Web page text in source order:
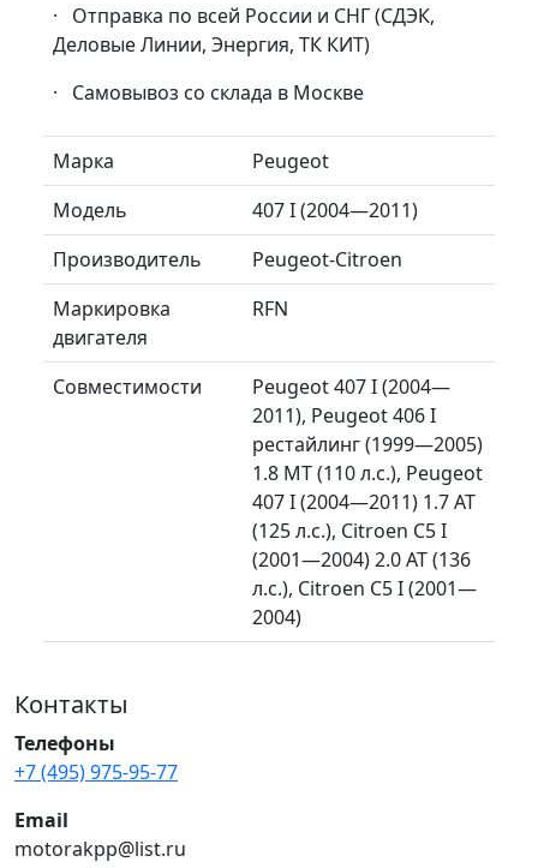
· Отправка по всей России и СНГ (СДЭК,
Деловые Линии, Энергия, ТК КИТ)
· Самовывоз со склада в Москве
Марка
Peugeot
Модель
407 I (2004—2011)
Производитель
Peugeot-Citroen
Маркировка
двигателя
RFN
Совместимости
Peugeot 407 I (2004—
2011), Peugeot 406 I
рестайлинг (1999—2005)
1.8 MT (110 л.с.), Peugeot
407 I (2004—2011) 1.7 AT
(125 л.с.), Citroen C5 I
(2001—2004) 2.0 AT (136
л.с.), Citroen C5 I (2001—
2004)
Контакты
Телефоны
+7 (495) 975-95-77
Email
motorakpp@list.ru